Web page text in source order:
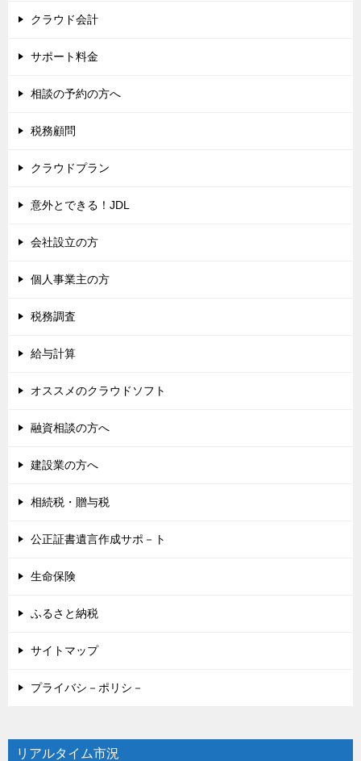
クラウド会計
サポート料金
相談の予約の方へ
税務顧問
クラウドプラン
意外とできる！JDL
会社設立の方
個人事業主の方
税務調査
給与計算
オススメのクラウドソフト
融資相談の方へ
建設業の方へ
相続税・贈与税
公正証書遺言作成サポ－ト
生命保険
ふるさと納税
サイトマップ
プライバシ－ポリシ－
リアルタイム市況